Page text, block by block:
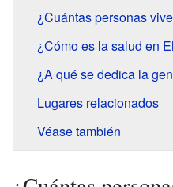
¿Cuántas personas
¿Cómo es la salud en
¿A qué se dedica la
Lugares relacionados
Véase también